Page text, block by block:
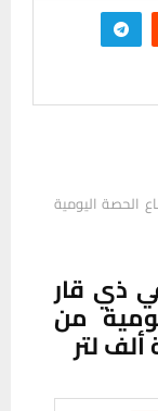
الحصة اليومية
ذي قار
من
لتر